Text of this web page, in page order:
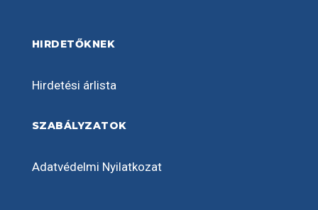
HIRDETŐKNEK
Hirdetési árlista
SZABÁLYZATOK
Adatvédelmi Nyilatkozat